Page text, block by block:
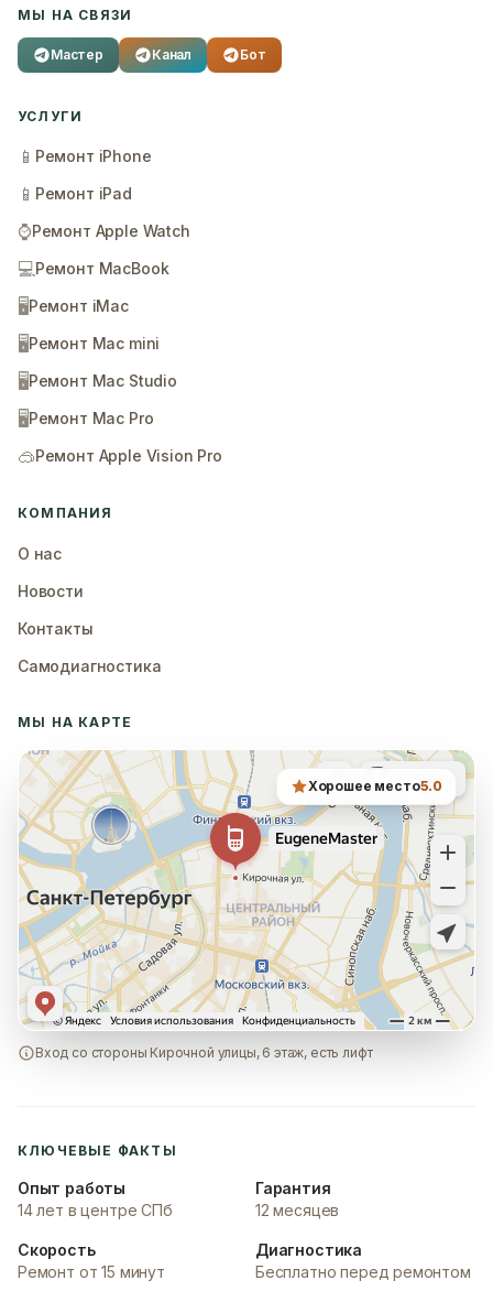
МЫ НА СВЯЗИ
Мастер Канал Бот
УСЛУГИ
📱 Ремонт iPhone
📱 Ремонт iPad
⌚Ремонт Apple Watch
💻Ремонт MacBook
🖥️Ремонт iMac
🖥️Ремонт Mac mini
🖥️Ремонт Mac Studio
🖥️Ремонт Mac Pro
🥽Ремонт Apple Vision Pro
КОМПАНИЯ
О нас
Новости
Контакты
Самодиагностика
МЫ НА КАРТЕ
Хорошее место5.0
Вход со стороны Кирочной улицы, 6 этаж, есть лифт
КЛЮЧЕВЫЕ ФАКТЫ
Опыт работы
14 лет в центре СПб
Гарантия
12 месяцев
Скорость
Ремонт от 15 минут
Диагностика
Бесплатно перед ремонтом